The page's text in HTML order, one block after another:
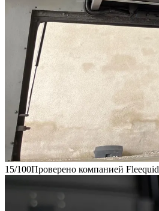
15/100Проверено компанией Fleequid